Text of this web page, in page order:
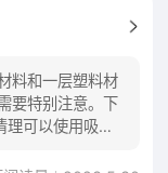
料和一层塑料材
要特别注意。下
理可以使用吸尘